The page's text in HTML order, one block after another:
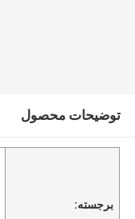
توضیحات محصول
برجسته: